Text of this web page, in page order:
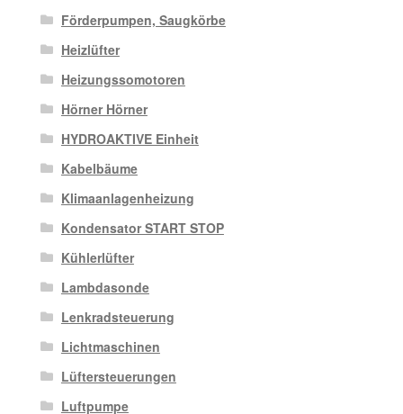
Förderpumpen, Saugkörbe
Heizlüfter
Heizungssomotoren
Hörner Hörner
HYDROAKTIVE Einheit
Kabelbäume
Klimaanlagenheizung
Kondensator START STOP
Kühlerlüfter
Lambdasonde
Lenkradsteuerung
Lichtmaschinen
Lüftersteuerungen
Luftpumpe